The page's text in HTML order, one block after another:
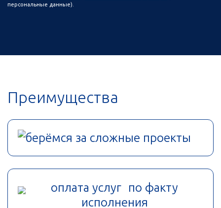
персональные данные).
Преимущества
берёмся за сложные проекты
оплата услуг по факту
исполнения